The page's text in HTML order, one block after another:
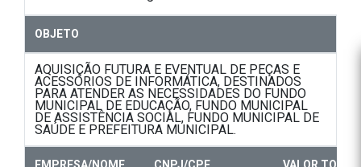
OBJETO
AQUISIÇÃO FUTURA E EVENTUAL DE PEÇAS E
ACESSÓRIOS DE INFORMÁTICA, DESTINADOS
PARA ATENDER AS NECESSIDADES DO FUNDO
MUNICIPAL DE EDUCAÇÃO, FUNDO MUNICIPAL
DE ASSISTÊNCIA SOCIAL, FUNDO MUNICIPAL DE
SAÚDE E PREFEITURA MUNICIPAL.